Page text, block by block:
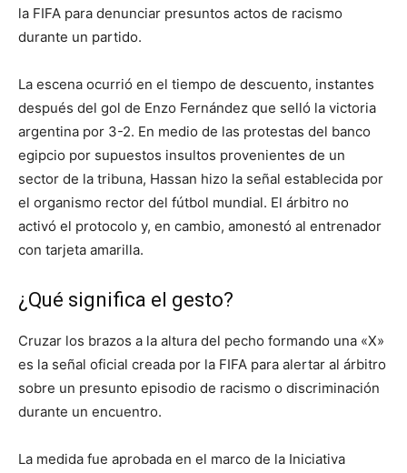
la FIFA para denunciar presuntos actos de racismo
durante un partido.
La escena ocurrió en el tiempo de descuento, instantes
después del gol de Enzo Fernández que selló la victoria
argentina por 3-2. En medio de las protestas del banco
egipcio por supuestos insultos provenientes de un
sector de la tribuna, Hassan hizo la señal establecida por
el organismo rector del fútbol mundial. El árbitro no
activó el protocolo y, en cambio, amonestó al entrenador
con tarjeta amarilla.
¿Qué significa el gesto?
Cruzar los brazos a la altura del pecho formando una «X»
es la señal oficial creada por la FIFA para alertar al árbitro
sobre un presunto episodio de racismo o discriminación
durante un encuentro.
La medida fue aprobada en el marco de la Iniciativa